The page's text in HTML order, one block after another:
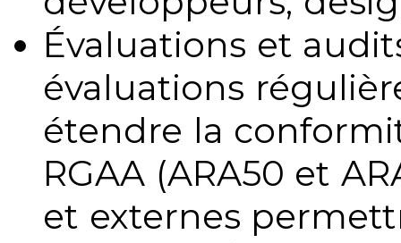
Évaluations et
évaluations
étendre la
RGAA (ARA50 et
et externes